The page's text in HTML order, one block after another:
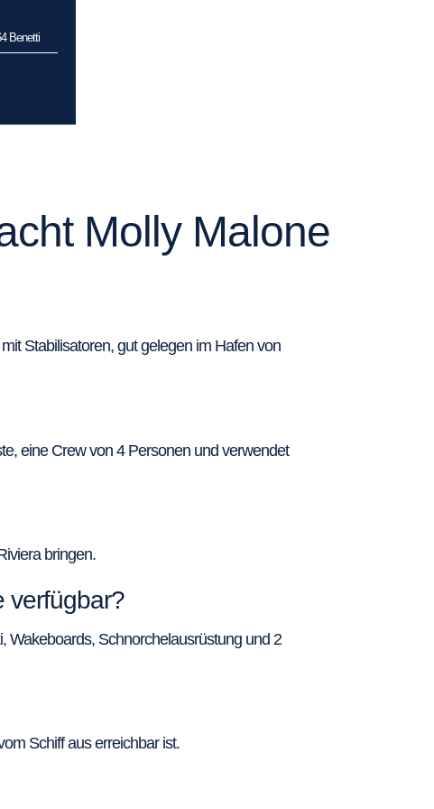
Benetti
Molly Malone
Stabilisatoren, gut gelegen im Hafen von
eine Crew von 4 Personen und verwendet
bringen.
verfügbar?
Wakeboards, Schnorchelausrüstung und 2
Schiff aus erreichbar ist.